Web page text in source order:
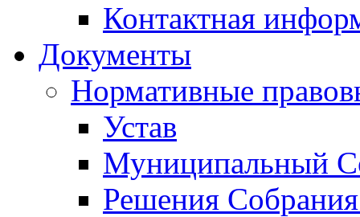
Контактная
Документы
Нормативные
Устав
Муниципальный
Решения